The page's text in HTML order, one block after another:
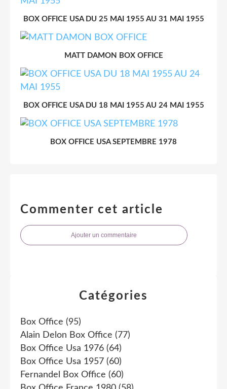
BOX OFFICE USA DU 25 MAI 1955 AU 31 MAI 1955
MATT DAMON BOX OFFICE
BOX OFFICE USA DU 18 MAI 1955 AU 24 MAI 1955
BOX OFFICE USA SEPTEMBRE 1978
Commenter cet article
Ajouter un commentaire
Catégories
Box Office (95)
Alain Delon Box Office (77)
Box Office Usa 1976 (64)
Box Office Usa 1957 (60)
Fernandel Box Office (60)